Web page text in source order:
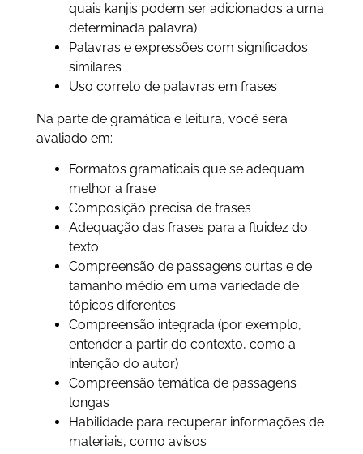
quais kanjis podem ser adicionados a uma
determinada palavra)
Palavras e expressões com significados
similares
Uso correto de palavras em frases
Na parte de gramática e leitura, você será
avaliado em:
Formatos gramaticais que se adequam
melhor a frase
Composição precisa de frases
Adequação das frases para a fluidez do
texto
Compreensão de passagens curtas e de
tamanho médio em uma variedade de
tópicos diferentes
Compreensão integrada (por exemplo,
entender a partir do contexto, como a
intenção do autor)
Compreensão temática de passagens
longas
Habilidade para recuperar informações de
materiais, como avisos